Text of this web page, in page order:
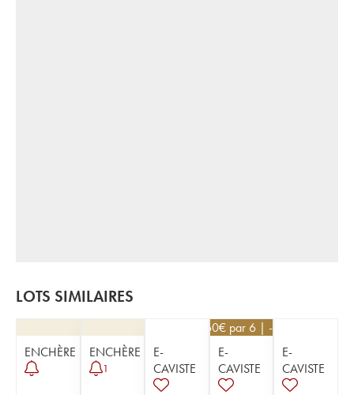
LOTS SIMILAIRES
ENCHÈRE ENCHÈRE
1
E-
CAVISTE
12,60€ par 6 | -10%
E-
CAVISTE
E-
CAVISTE